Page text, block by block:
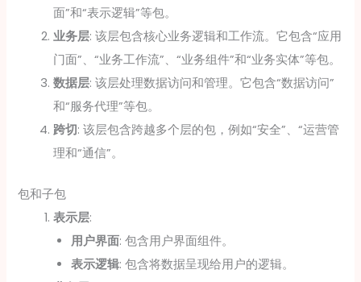
面”和“表示逻辑”等包。
业务层: 该层包含核心业务逻辑和工作流。它包含“应用
门面”、“业务工作流”、“业务组件”和“业务实体”等包。
数据层: 该层处理数据访问和管理。它包含“数据访问”
和“服务代理”等包。
跨切: 该层包含跨越多个层的包，例如“安全”、“运营管
理和“通信”。
包和子包
表示层:
用户界面: 包含用户界面组件。
表示逻辑: 包含将数据呈现给用户的逻辑。